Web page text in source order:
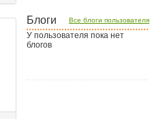
Все блоги пользователя
Блоги
У пользователя пока нет
блогов